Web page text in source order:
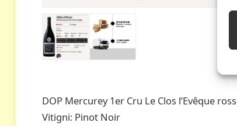
DOP Mercurey 1er Cru Le Clos l’Evêque
Vitigni: Pinot Noir